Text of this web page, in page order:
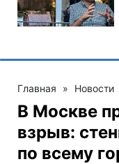
Главная » Новости
В Москве
взрыв:
по всему